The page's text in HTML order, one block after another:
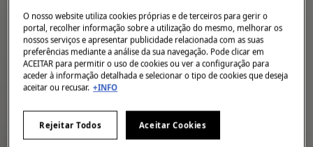
O nosso website utiliza cookies próprias e de terceiros para gerir o
portal, recolher informação sobre a utilização do mesmo, melhorar os
nossos serviços e apresentar publicidade relacionada com as suas
preferências mediante a análise da sua navegação. Pode clicar em
ACEITAR para permitir o uso de cookies ou ver a configuração para
aceder à informação detalhada e selecionar o tipo de cookies que deseja
aceitar ou recusar. +INFO
Rejeitar Todos Aceitar Cookies